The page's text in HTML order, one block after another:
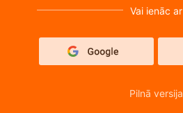
Vai ienāc ar
Pilnā versija